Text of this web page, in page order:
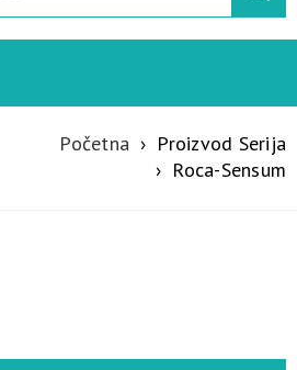
Početna › Proizvod Serija
› Roca-Sensum